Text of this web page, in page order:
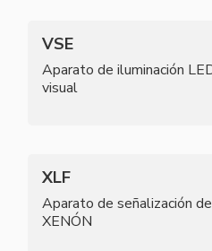
VSE
Aparato de iluminación
visual
XLF
Aparato de señalización
XENÓN